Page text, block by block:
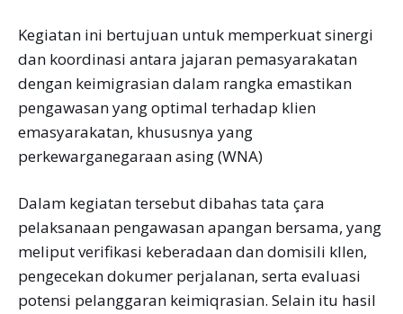
Kegiatan ini bertujuan untuk memperkuat sinergi
dan koordinasi antara jajaran pemasyarakatan
dengan keimigrasian dalam rangka emastikan
pengawasan yang optimal terhadap klien
emasyarakatan, khususnya yang
perkewarganegaraan asing (WNA)
Dalam kegiatan tersebut dibahas tata çara
pelaksanaan pengawasan apangan bersama, yang
meliput verifikasi keberadaan dan domisili kllen,
pengecekan dokumer perjalanan, serta evaluasi
potensi pelanggaran keimiqrasian. Selain itu hasil